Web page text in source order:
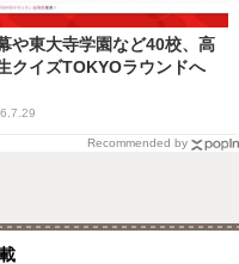
や東大寺学園など40校、高
クイズTOKYOラウンドへ
Recommended by